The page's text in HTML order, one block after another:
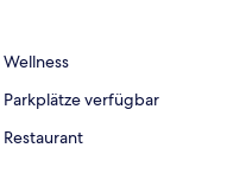
Wellness
Parkplätze verfügbar
Restaurant